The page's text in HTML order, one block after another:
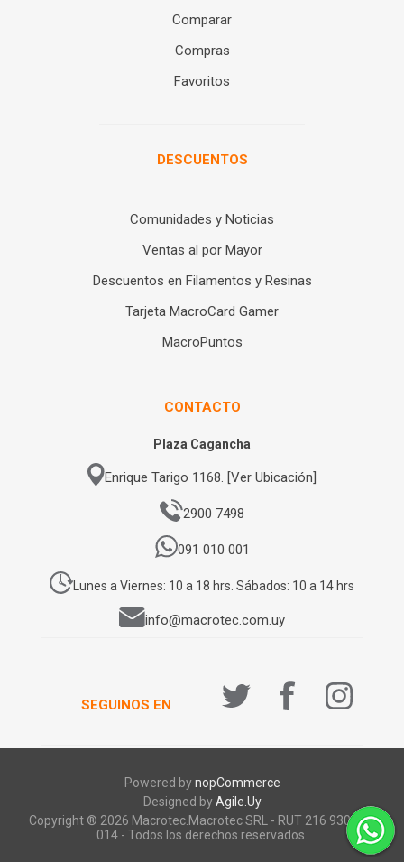
Comparar
Compras
Favoritos
DESCUENTOS
Comunidades y Noticias
Ventas al por Mayor
Descuentos en Filamentos y Resinas
Tarjeta MacroCard Gamer
MacroPuntos
CONTACTO
Plaza Cagancha
Enrique Tarigo 1168. [Ver Ubicación]
2900 7498
091 010 001
Lunes a Viernes: 10 a 18 hrs. Sábados: 10 a 14 hrs
info@macrotec.com.uy
SEGUINOS EN
Powered bynopCommerce
Designed byAgile.Uy
Copyright ® 2026 Macrotec.Macrotec SRL - RUT 216 930 920
014 - Todos los derechos reservados.